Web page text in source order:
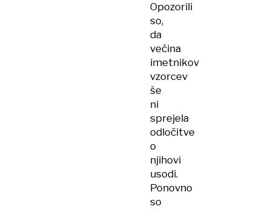
Opozorili
so,
da
večina
imetnikov
vzorcev
še
ni
sprejela
odločitve
o
njihovi
usodi.
Ponovno
so